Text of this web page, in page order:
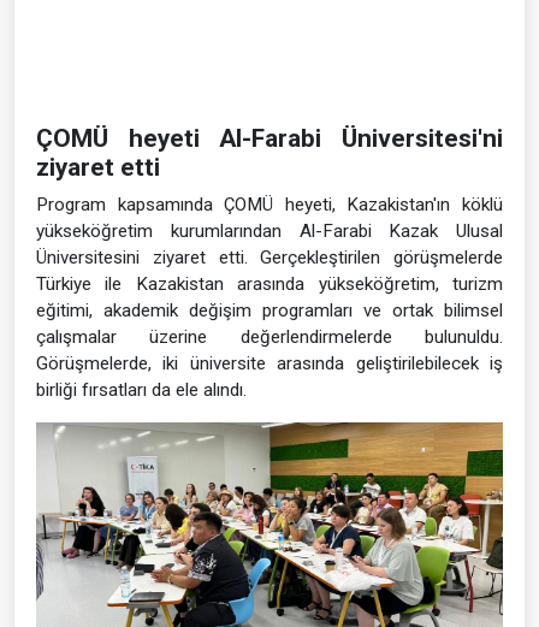
ÇOMÜ heyeti Al-Farabi Üniversitesi'ni
ziyaret etti
Program kapsamında ÇOMÜ heyeti, Kazakistan'ın köklü
yükseköğretim kurumlarından Al-Farabi Kazak Ulusal
Üniversitesini ziyaret etti. Gerçekleştirilen görüşmelerde
Türkiye ile Kazakistan arasında yükseköğretim, turizm
eğitimi, akademik değişim programları ve ortak bilimsel
çalışmalar üzerine değerlendirmelerde bulunuldu.
Görüşmelerde, iki üniversite arasında geliştirilebilecek iş
birliği fırsatları da ele alındı.